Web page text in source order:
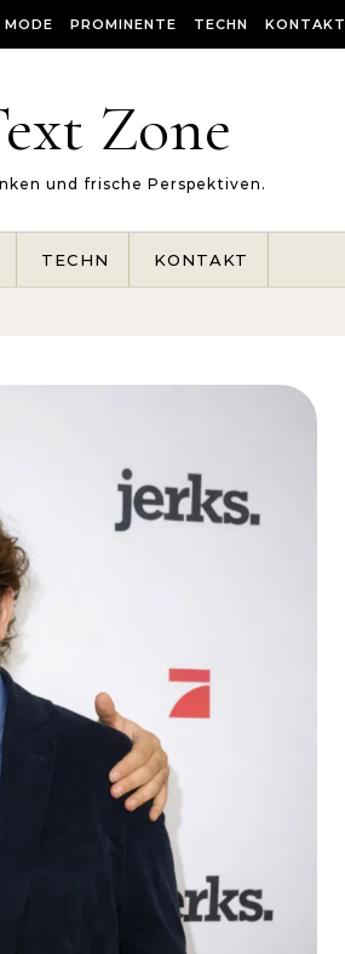
MODE PROMINENTE TECHN KONTAKT
Zone
und frische Perspektiven.
TECHN KONTAKT